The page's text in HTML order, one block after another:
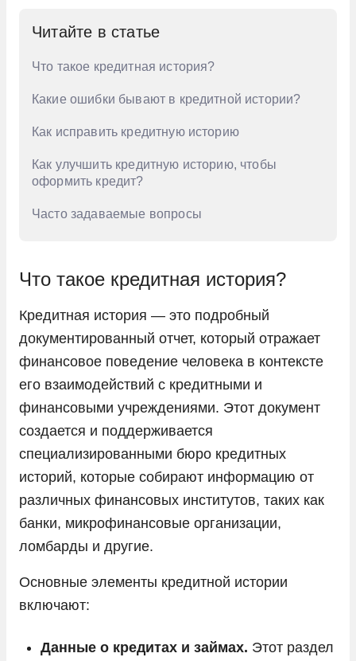
Читайте в статье
Что такое кредитная история?
Какие ошибки бывают в кредитной истории?
Как исправить кредитную историю
Как улучшить кредитную историю, чтобы
оформить кредит?
Часто задаваемые вопросы
Что такое кредитная история?
Кредитная история — это подробный
документированный отчет, который отражает
финансовое поведение человека в контексте
его взаимодействий с кредитными и
финансовыми учреждениями. Этот документ
создается и поддерживается
специализированными бюро кредитных
историй, которые собирают информацию от
различных финансовых институтов, таких как
банки, микрофинансовые организации,
ломбарды и другие.
Основные элементы кредитной истории
включают:
Данные о кредитах и займах. Этот раздел